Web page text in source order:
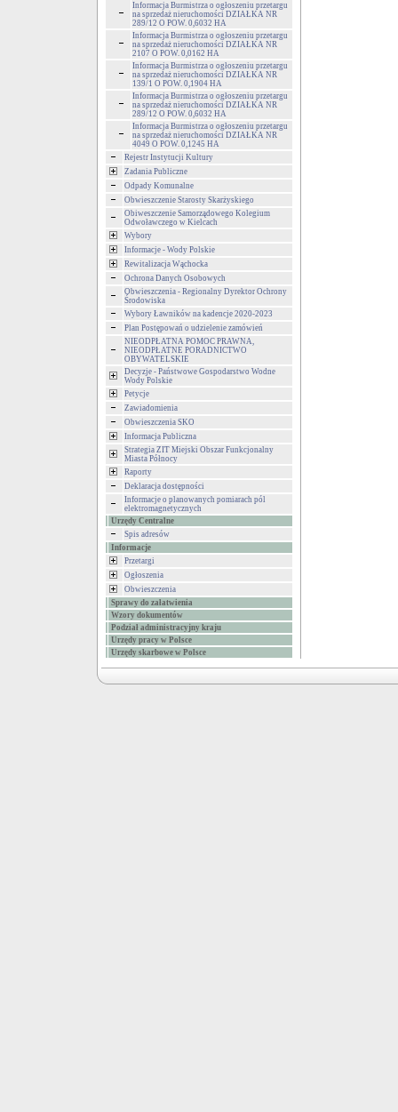
Informacja Burmistrza o ogłoszeniu przetargu
na sprzedaż nieruchomości DZIAŁKA NR
289/12 O POW. 0,6032 HA
Informacja Burmistrza o ogłoszeniu przetargu
na sprzedaż nieruchomości DZIAŁKA NR
2107 O POW. 0,0162 HA
Informacja Burmistrza o ogłoszeniu przetargu
na sprzedaż nieruchomości DZIAŁKA NR
139/1 O POW. 0,1904 HA
Informacja Burmistrza o ogłoszeniu przetargu
na sprzedaż nieruchomości DZIAŁKA NR
289/12 O POW. 0,6032 HA
Informacja Burmistrza o ogłoszeniu przetargu
na sprzedaż nieruchomości DZIAŁKA NR
4049 O POW. 0,1245 HA
Rejestr Instytucji Kultury
Zadania Publiczne
Odpady Komunalne
Obwieszczenie Starosty Skarżyskiego
Obiweszczenie Samorządowego Kolegium
Odwoławczego w Kielcach
Wybory
Informacje - Wody Polskie
Rewitalizacja Wąchocka
Ochrona Danych Osobowych
Obwieszczenia - Regionalny Dyrektor Ochrony
Środowiska
Wybory Ławników na kadencje 2020-2023
Plan Postępowań o udzielenie zamówień
NIEODPŁATNA POMOC PRAWNA,
NIEODPŁATNE PORADNICTWO
OBYWATELSKIE
Decyzje - Państwowe Gospodarstwo Wodne
Wody Polskie
Petycje
Zawiadomienia
Obwieszczenia SKO
Informacja Publiczna
Strategia ZIT Miejski Obszar Funkcjonalny
Miasta Północy
Raporty
Deklaracja dostępności
Informacje o planowanych pomiarach pól
elektromagnetycznych
Urzędy Centralne
Spis adresów
Informacje
Przetargi
Ogłoszenia
Obwieszczenia
Sprawy do załatwienia
Wzory dokumentów
Podział administracyjny kraju
Urzędy pracy w Polsce
Urzędy skarbowe w Polsce